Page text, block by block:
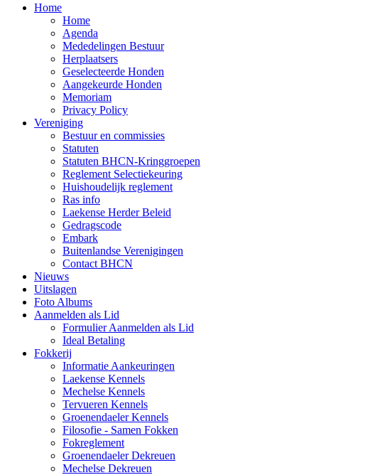
Home
Home
Agenda
Mededelingen Bestuur
Herplaatsers
Geselecteerde Honden
Aangekeurde Honden
Memoriam
Privacy Policy
Vereniging
Bestuur en commissies
Statuten
Statuten BHCN-Kringgroepen
Reglement Selectiekeuring
Huishoudelijk reglement
Ras info
Laekense Herder Beleid
Gedragscode
Embark
Buitenlandse Verenigingen
Contact BHCN
Nieuws
Uitslagen
Foto Albums
Aanmelden als Lid
Formulier Aanmelden als Lid
Ideal Betaling
Fokkerij
Informatie Aankeuringen
Laekense Kennels
Mechelse Kennels
Tervueren Kennels
Groenendaeler Kennels
Filosofie - Samen Fokken
Fokreglement
Groenendaeler Dekreuen
Mechelse Dekreuen